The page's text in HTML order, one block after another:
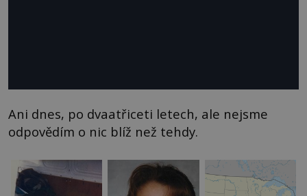
Ani dnes, po dvaatřiceti letech, ale nejsme
odpovědím o nic blíž než tehdy.